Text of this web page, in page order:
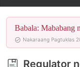
4
5
6
Babala: Mababang
Nakaraang Pagtuklas
Regulator